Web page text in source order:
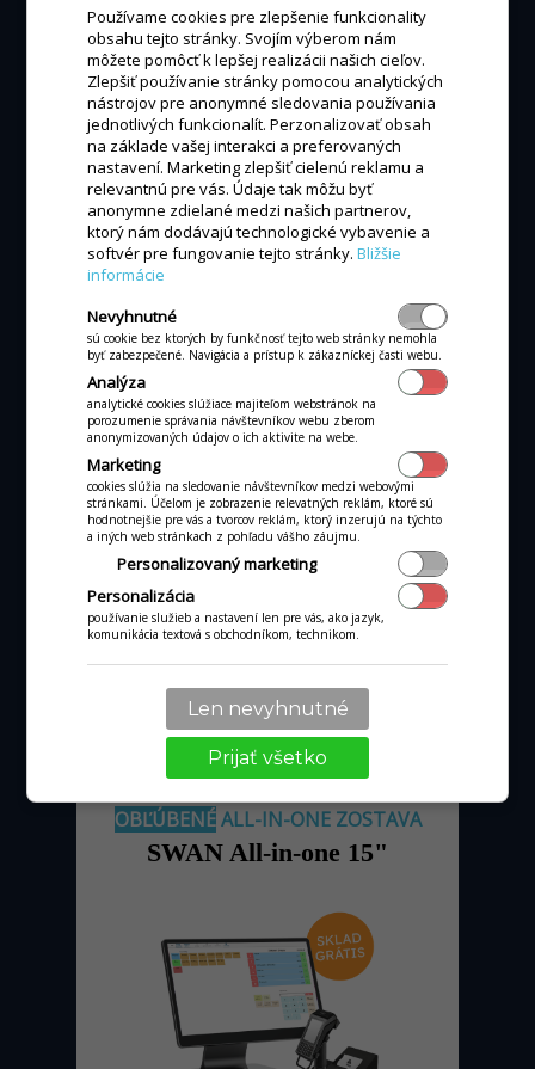
MÁM ZÁUJEM
ALL-IN-ONE POKLADŇA
All-in-one P3MIX
od 36 € mesačne
pri obrate kartou nad tisíc €
MÁM ZÁUJEM
OBĽÚBENÉALL-IN-ONE ZOSTAVA
SWAN All-in-one 15"
Používame cookies pre zlepšenie funkcionality
obsahu tejto stránky. Svojím výberom nám
môžete pomôcť k lepšej realizácii našich cieľov.
Zlepšiť používanie stránky pomocou analytických
nástrojov pre anonymné sledovania používania
jednotlivých funkcionalít. Perzonalizovať obsah
na základe vašej interakci a preferovaných
nastavení. Marketing zlepšiť cielenú reklamu a
relevantnú pre vás. Údaje tak môžu byť
anonymne zdielané medzi našich partnerov,
ktorý nám dodávajú technologické vybavenie a
softvér pre fungovanie tejto stránky.Bližšie
informácie
Nevyhnutné
sú cookie bez ktorých by funkčnosť tejto web stránky nemohla
byť zabezpečené. Navigácia a prístup k zákazníckej časti webu.
Analýza
analytické cookies slúžiace majiteľom webstránok na
porozumenie správania návštevníkov webu zberom
anonymizovaných údajov o ich aktivite na webe.
Marketing
cookies slúžia na sledovanie návštevníkov medzi webovými
stránkami. Účelom je zobrazenie relevatných reklám, ktoré sú
hodnotnejšie pre vás a tvorcov reklám, ktorý inzerujú na týchto
a iných web stránkach z pohľadu vášho záujmu.
Personalizovaný marketing
Personalizácia
používanie služieb a nastavení len pre vás, ako jazyk,
komunikácia textová s obchodníkom, technikom.
Len nevyhnutné
Prijať všetko